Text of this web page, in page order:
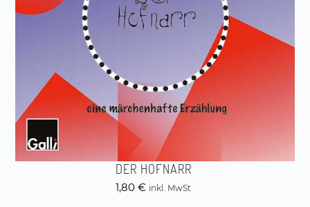
DER HOFNARR
1,80 € inkl. MwSt